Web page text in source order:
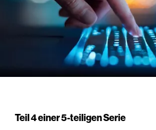
Teil 4 einer 5-teiligen Serie